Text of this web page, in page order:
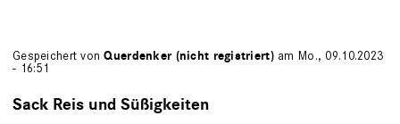
Gespeichert vonQuerdenker (nicht registriert)am Mo., 09.10.2023
- 16:51
Sack Reis und Süßigkeiten